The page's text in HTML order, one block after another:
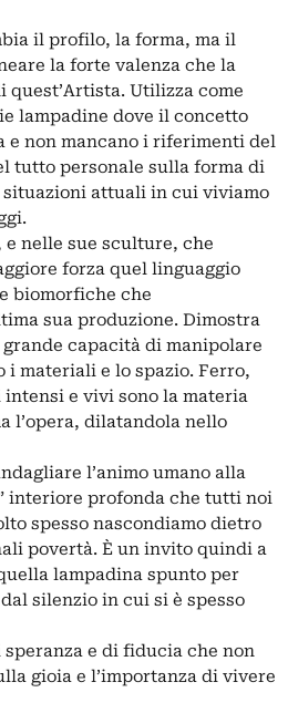
il profilo, la forma, ma il
la forte valenza che la
quest’Artista. Utilizza come
lampadine dove il concetto
e non mancano i riferimenti del
tutto personale sulla forma di
situazioni attuali in cui viviamo
e nelle sue sculture, che
forza quel linguaggio
biomorfiche che
sua produzione. Dimostra
capacità di manipolare
i materiali e lo spazio. Ferro,
e vivi sono la materia
l’opera, dilatandola nello
l’animo umano alla
interiore profonda che tutti noi
spesso nascondiamo dietro
povertà. È un invito quindi a
lampadina spunto per
silenzio in cui si è spesso
e di fiducia che non
gioia e l’importanza di vivere